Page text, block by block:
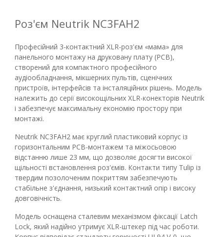
Роз'єм Neutrik NC3FAH2
Професійний 3-контактний XLR-роз'єм «мама» для
панельного монтажу на друковану плату (PCB),
створений для компактного професійного
аудіообладнання, мікшерних пультів, сценічних
пристроїв, інтерфейсів та інсталяційних рішень. Модель
належить до серії високощільних XLR-конекторів Neutrik
і забезпечує максимальну економію простору при
монтажі.
Neutrik NC3FAH2 має круглий пластиковий корпус із
горизонтальним PCB-монтажем та міжосьовою
відстанню лише 23 мм, що дозволяє досягти високої
щільності встановлення роз'ємів. Контакти типу Tulip із
твердим позолоченим покриттям забезпечують
стабільне з'єднання, низький контактний опір і високу
довговічність.
Модель оснащена сталевим механізмом фіксації Latch
Lock, який надійно утримує XLR-штекер під час роботи.